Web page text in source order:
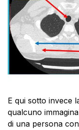
E qui sotto invece
qualcuno
di una persona